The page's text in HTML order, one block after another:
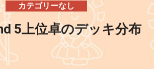
カテゴリーなし
5上位卓のデッキ分布